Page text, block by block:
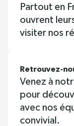
Partout en
ouvrent
visiter nos
Retrouvez-
Venez à
pour
avec nos
convivial.